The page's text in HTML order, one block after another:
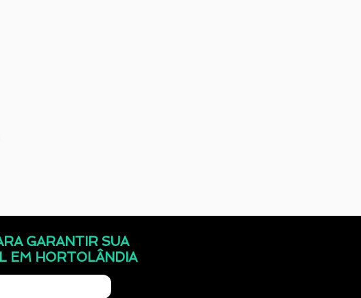
GARANTIR SUA
EM HORTOLÂNDIA